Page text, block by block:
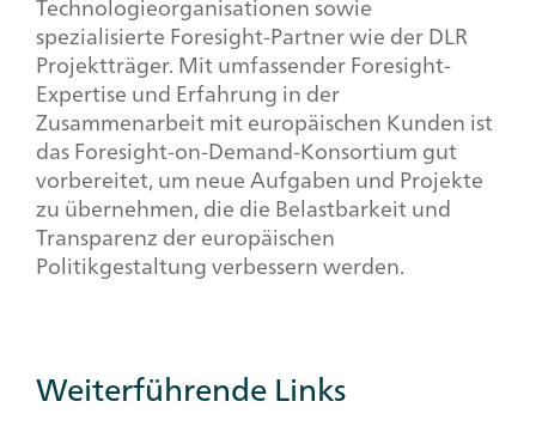
spezialisierteForesight-Partner wie der DLR
Projektträger. Mit umfassenderForesight-
Expertise und Erfahrung in der
Zusammenarbeit mit europäischen Kunden ist
dasForesight-on-Demand-Konsortium gut
vorbereitet, um neue Aufgaben und Projekte
zu übernehmen, die die Belastbarkeit und
Transparenz der europäischen
Politikgestaltung verbessern werden.
Weiterführende Links